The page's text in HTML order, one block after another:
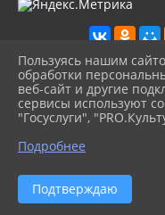
2026 г. loknbibl.ru
Вход
Карта сайта
Политика обработки
Сделано на KubCMS
Разработка и поддержка
Пользуясь нашим
обработки
веб-сайт и другие
сервисы используют
"Госуслуги",
Подробнее
Подтверждаю